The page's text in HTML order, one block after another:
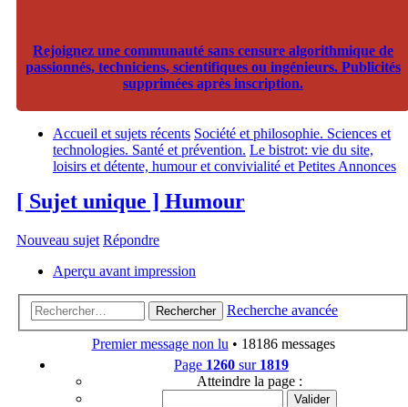
Rejoignez une communauté sans censure algorithmique de
passionnés, techniciens, scientifiques ou ingénieurs. Publicités
supprimées après inscription.
Accueil et sujets récents Société et philosophie. Sciences et
technologies. Santé et prévention. Le bistrot: vie du site,
loisirs et détente, humour et convivialité et Petites Annonces
[ Sujet unique ] Humour
Nouveau sujet Répondre
Aperçu avant impression
Rechercher Recherche avancée
Premier message non lu • 18186 messages
Page 1260 sur 1819
Atteindre la page :